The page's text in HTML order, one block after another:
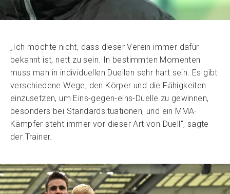
„Ich möchte nicht, dass dieser Verein immer dafür
bekannt ist, nett zu sein. In bestimmten Momenten
muss man in individuellen Duellen sehr hart sein. Es gibt
verschiedene Wege, den Körper und die Fähigkeiten
einzusetzen, um Eins-gegen-eins-Duelle zu gewinnen,
besonders bei Standardsituationen, und ein MMA-
Kämpfer steht immer vor dieser Art von Duell“, sagte
der Trainer.